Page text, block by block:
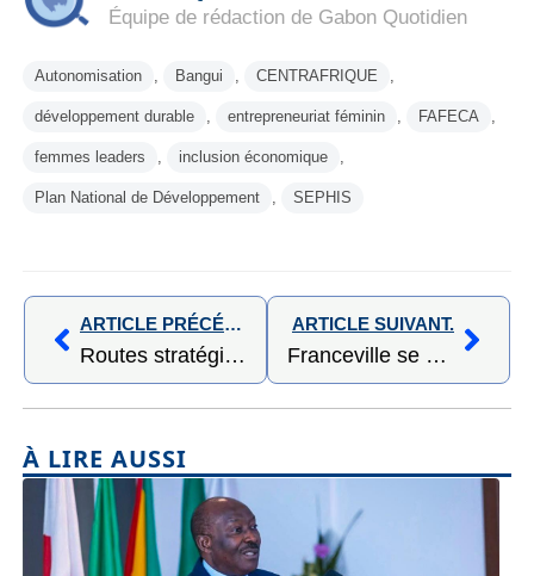
Équipe de rédaction de Gabon Quotidien
Autonomisation , Bangui , CENTRAFRIQUE ,
développement durable , entrepreneuriat féminin , FAFECA ,
femmes leaders , inclusion économique ,
Plan National de Développement , SEPHIS
ARTICLE PRÉCÉDENT,
Routes stratégiques : quand le Burkina Faso mise sur la connectivité pour stimuler le développement régional
ARTICLE SUIVANT.
Franceville se dote d’un nouveau siège pour la DGDI : un pas vers la modernisation des services publics
À LIRE AUSSI